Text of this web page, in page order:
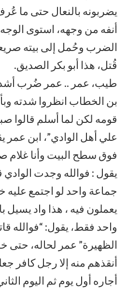
يضربونه بالنعال حتى ما
أنفه من وجهه، استوى
الضرب وحُمل إلى بيته
قُتل، هذا أبو بكر الصديق.
طيب، عمر .. عمر ضُرب
بن الخطاب انظروا شدته
قومه لكن لما أسلم قالوا
علي أهل الوادي”، ابن عمر
فوق سطح البيت وأنا غلام
يقول : فوالله وجدت الوادي
جماعة واحد لو اجتمع
يعملون فيه ، هذا واد يسيل
واحد فقط، يقول: “فوالله
الظهيرة” عمر لحاله، حتى
أنقذهم منه إلا رجل كافر
أجاره أول يوم ثم اليوم